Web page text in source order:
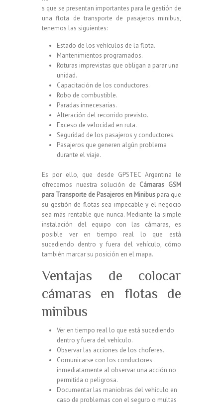
s que se presentan importantes para le gestión de
una flota de transporte de pasajeros minibus,
tenemos las siguientes:
Estado de los vehículos de la flota.
Mantenimientos programados.
Roturas imprevistas que obligan a parar una
unidad.
Capacitación de los conductores.
Robo de combustible.
Paradas innecesarias.
Alteración del recorrido previsto.
Exceso de velocidad en ruta.
Seguridad de los pasajeros y conductores.
Pasajeros que generen algún problema
durante el viaje.
Es por ello, que desde GPSTEC Argentina le
ofrecemos nuestra solución de Cámaras GSM
para Transporte de Pasajeros en Minibus para que
su gestión de flotas sea impecable y el negocio
sea más rentable que nunca. Mediante la simple
instalación del equipo con las cámaras, es
posible ver en tiempo real lo que está
sucediendo dentro y fuera del vehículo, cómo
también marcar su posición en el mapa.
Ventajas de colocar
cámaras en flotas de
minibus
Ver en tiempo real lo que está sucediendo
dentro y fuera del vehículo.
Observar las acciones de los choferes.
Comunicarse con los conductores
inmediatamente al observar una acción no
permitida o peligrosa.
Documentar las maniobras del vehículo en
caso de problemas con el seguro o multas